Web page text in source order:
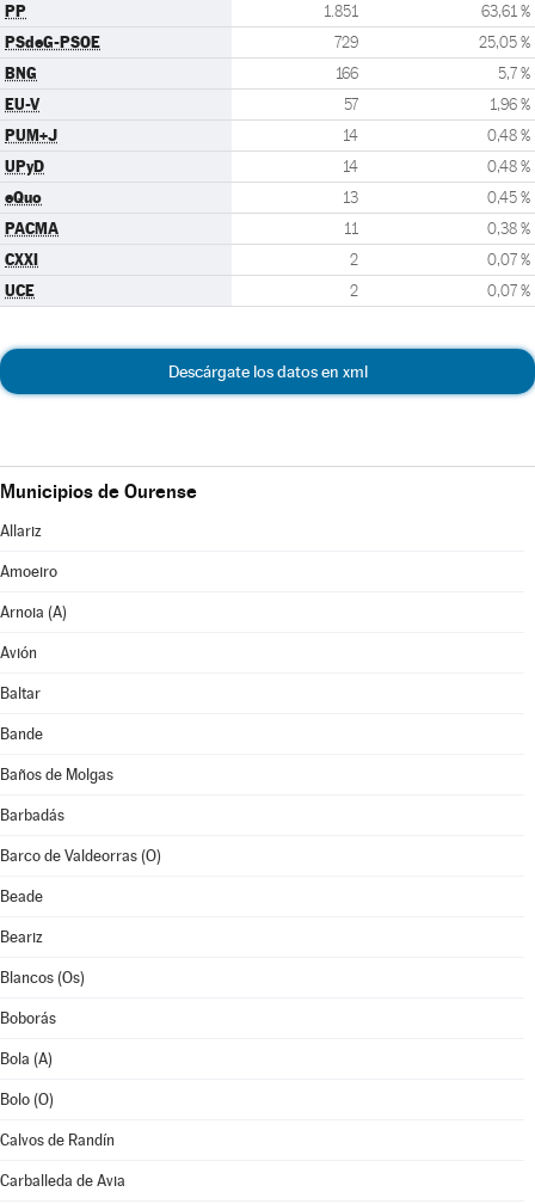
PP 1.851 63,61 %
PSdeG-PSOE 729 25,05 %
BNG 166 5,7 %
EU-V 57 1,96 %
PUM+J 14 0,48 %
UPyD 14 0,48 %
eQuo 13 0,45 %
PACMA 11 0,38 %
CXXI 2 0,07 %
UCE 2 0,07 %
Descárgate los datos en xml
Municipios de Ourense
Allariz
Amoeiro
Arnoia (A)
Avión
Baltar
Bande
Baños de Molgas
Barbadás
Barco de Valdeorras (O)
Beade
Beariz
Blancos (Os)
Boborás
Bola (A)
Bolo (O)
Calvos de Randín
Carballeda de Avia